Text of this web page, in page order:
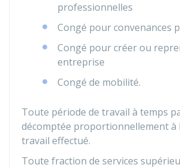
professionnelles
Congé pour convenances
Congé pour créer ou
entreprise
Congé de mobilité.
Toute période de travail à temps
décomptée proportionnellement à
travail effectué.
Toute fraction de services